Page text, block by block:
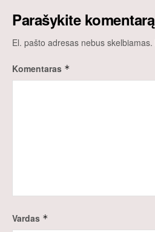
Parašykite komentarą
El. pašto adresas nebus skelbiamas.
Komentaras *
Vardas *